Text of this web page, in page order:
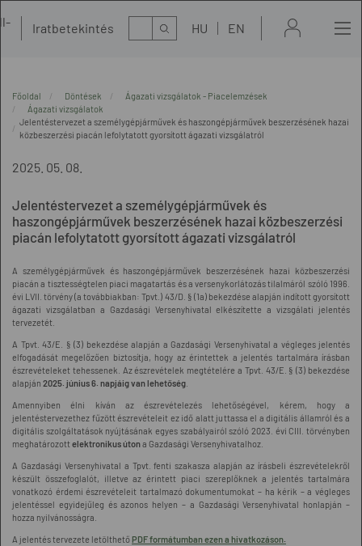
Iratbetekintés Kereső HU EN
Főoldal Döntések
Ágazati vizsgálatok - Piacelemzések
Ágazati vizsgálatok
Jelentéstervezet a személygépjárművek és haszongépjárművek beszerzésének hazai
közbeszerzési piacán lefolytatott gyorsított ágazati vizsgálatról
2025. 05. 08.
Jelentéstervezet a személygépjárművek és
haszongépjárművek beszerzésének hazai közbeszerzési
piacán lefolytatott gyorsított ágazati vizsgálatról
A személygépjárművek és haszongépjárművek beszerzésének hazai közbeszerzési
piacán a tisztességtelen piaci magatartás és a versenykorlátozás tilalmáról szóló 1996.
évi LVII. törvény (a továbbiakban: Tpvt.) 43/D. § (1a) bekezdése alapján indított gyorsított
ágazati vizsgálatban a Gazdasági Versenyhivatal elkészítette a vizsgálati jelentés
tervezetét.
A Tpvt. 43/E. § (3) bekezdése alapján a Gazdasági Versenyhivatal a végleges jelentés
elfogadását megelőzően biztosítja, hogy az érintettek a jelentés tartalmára írásban
észrevételeket tehessenek. Az észrevételek megtételére a Tpvt. 43/E. § (3) bekezdése
alapján 2025. június 6. napjáig van lehetőség
Amennyiben élni kíván az észrevételezés lehetőségével, kérem, hogy a
jelentéstervezethez fűzött észrevételeit ez idő alatt juttassa el a digitális államról és a
digitális szolgáltatások nyújtásának egyes szabályairól szóló 2023. évi CIII. törvényben
meghatározottelektronikus útona Gazdasági Versenyhivatalhoz.
A Gazdasági Versenyhivatal a Tpvt. fenti szakasza alapján az írásbeli észrevételekről
készült összefoglalót, illetve az érintett piaci szereplőknek a jelentés tartalmára
vonatkozó érdemi észrevételeit tartalmazó dokumentumokat – ha kérik – a végleges
jelentéssel egyidejűleg és azonos helyen – a Gazdasági Versenyhivatal honlapján –
hozza nyilvánosságra.
A jelentés tervezete letölthetőPDF formátumban ezen a hivatkozáson.